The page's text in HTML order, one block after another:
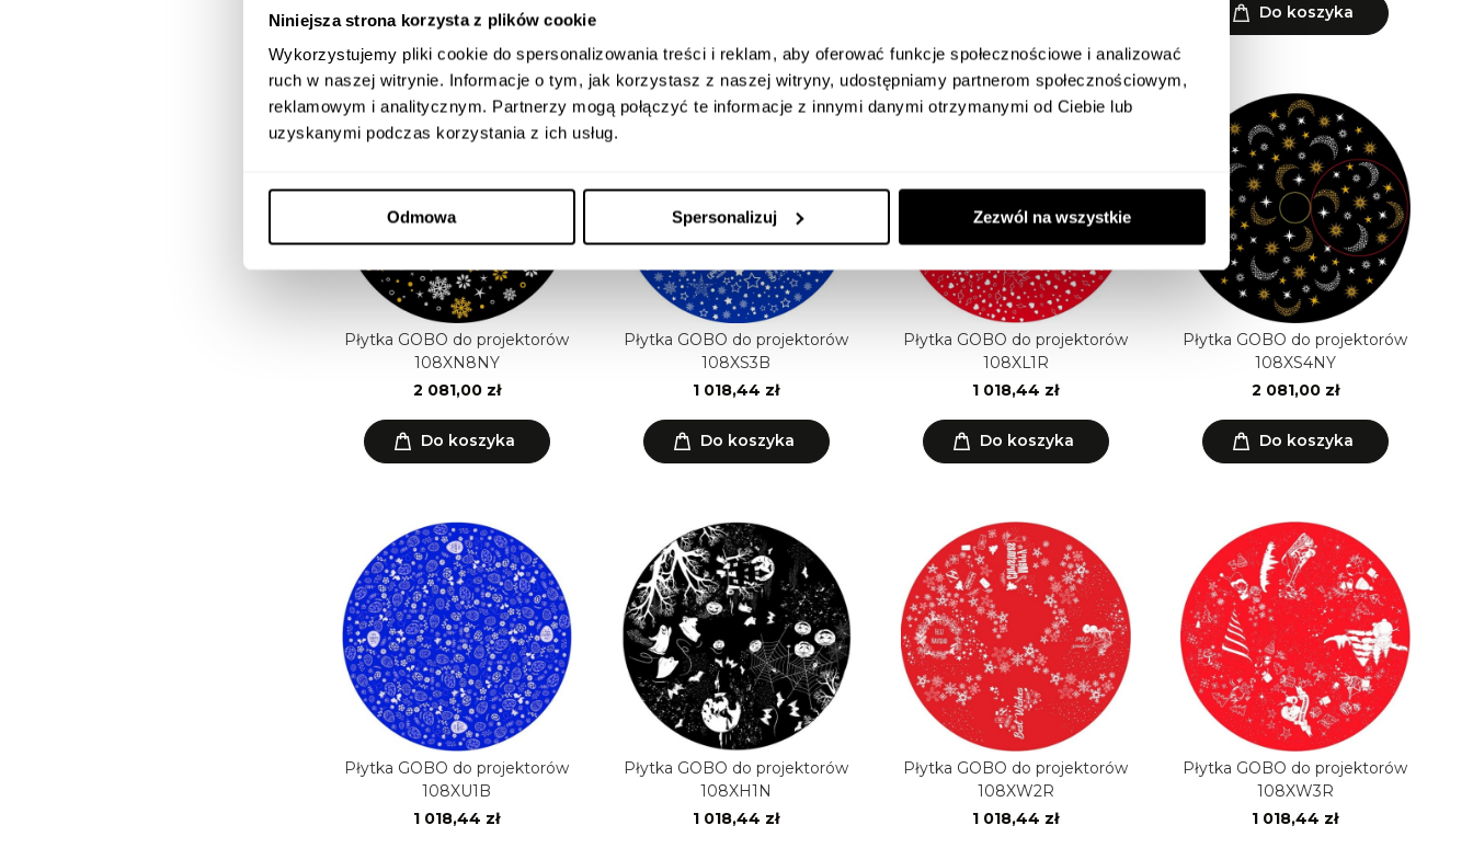
Niniejsza strona korzysta z plików cookie
Wykorzystujemy pliki cookie do spersonalizowania treści i reklam, aby oferować funkcje społecznościowe i analizować
ruch w naszej witrynie. Informacje o tym, jak korzystasz z naszej witryny, udostępniamy partnerom społecznościowym,
reklamowym i analitycznym. Partnerzy mogą połączyć te informacje z innymi danymi otrzymanymi od Ciebie lub
uzyskanymi podczas korzystania z ich usług.
Odmowa Spersonalizuj Zezwól na wszystkie
Do koszyka Do koszyka
Płytka GOBO do projektorów
108XN8NY
2 081,00 zł
Do koszyka
Płytka GOBO do projektorów
108XS3B
1 018,44 zł
Do koszyka
Płytka GOBO do projektorów
108XL1R
1 018,44 zł
Do koszyka
Płytka GOBO do projektorów
108XS4NY
2 081,00 zł
Do koszyka
Płytka GOBO do projektorów
108XU1B
1 018,44 zł
Płytka GOBO do projektorów
108XH1N
1 018,44 zł
Płytka GOBO do projektorów
108XW2R
1 018,44 zł
Płytka GOBO do projektorów
108XW3R
1 018,44 zł